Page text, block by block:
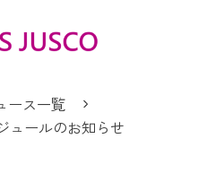
ース一覧
ュールのお知らせ